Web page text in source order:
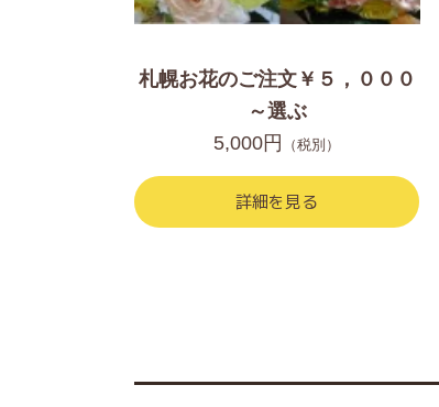
札幌お花のご注文￥５，０００
～選ぶ
5,000円
（税別）
詳細を見る